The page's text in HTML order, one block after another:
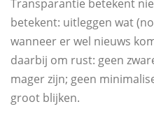
Transparantie betekent
betekent: uitleggen wat
wanneer er wel nieuws
daarbij om rust: geen
mager zijn; geen
groot blijken.